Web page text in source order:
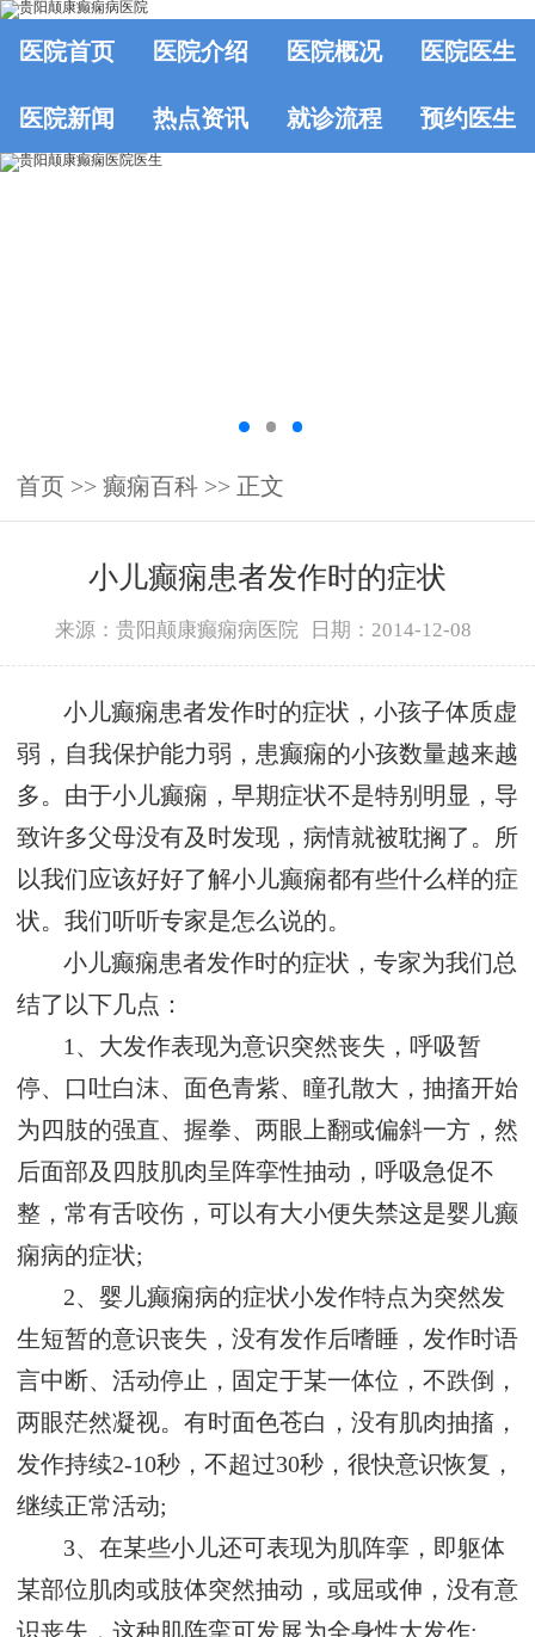
医院首页 医院介绍 医院概况 医院医生
医院新闻 热点资讯 就诊流程 预约医生
首页 >> 癫痫百科 >> 正文
小儿癫痫患者发作时的症状
来源：贵阳颠康癫痫病医院 日期：2014-12-08
小儿癫痫患者发作时的症状，小孩子体质虚
弱，自我保护能力弱，患癫痫的小孩数量越来越
多。由于小儿癫痫，早期症状不是特别明显，导
致许多父母没有及时发现，病情就被耽搁了。所
以我们应该好好了解小儿癫痫都有些什么样的症
状。我们听听专家是怎么说的。
小儿癫痫患者发作时的症状，专家为我们总
结了以下几点：
1、大发作表现为意识突然丧失，呼吸暂
停、口吐白沫、面色青紫、瞳孔散大，抽搐开始
为四肢的强直、握拳、两眼上翻或偏斜一方，然
后面部及四肢肌肉呈阵挛性抽动，呼吸急促不
整，常有舌咬伤，可以有大小便失禁这是婴儿癫
痫病的症状;
2、婴儿癫痫病的症状小发作特点为突然发
生短暂的意识丧失，没有发作后嗜睡，发作时语
言中断、活动停止，固定于某一体位，不跌倒，
两眼茫然凝视。有时面色苍白，没有肌肉抽搐，
发作持续2-10秒，不超过30秒，很快意识恢复，
继续正常活动;
3、在某些小儿还可表现为肌阵挛，即躯体
某部位肌肉或肢体突然抽动，或屈或伸，没有意
识丧失，这种肌阵挛可发展为全身性大发作;